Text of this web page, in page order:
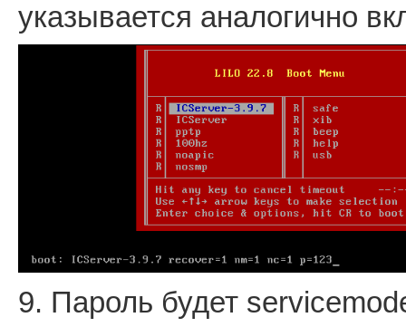
указывается аналогично
9. Пароль будет